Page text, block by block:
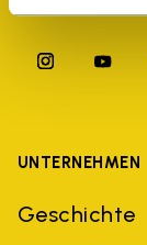
UNTERNEHMEN
Geschichte